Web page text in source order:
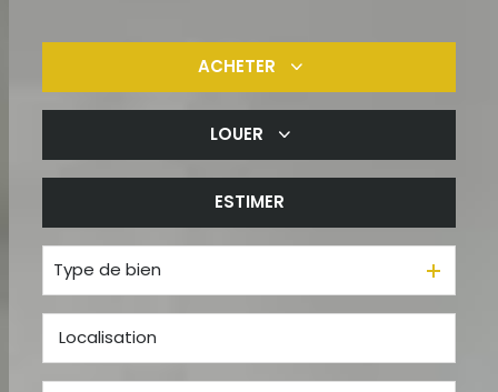
ACHETER
De l'immo pro
LOUER
De l'immo pro
ESTIMER
Type de bien